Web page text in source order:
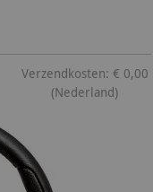
Verzendkosten: € 0,00
(Nederland)